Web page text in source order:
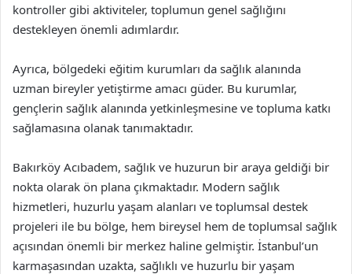
kontroller gibi aktiviteler, toplumun genel sağlığını
destekleyen önemli adımlardır.
Ayrıca, bölgedeki eğitim kurumları da sağlık alanında
uzman bireyler yetiştirme amacı güder. Bu kurumlar,
gençlerin sağlık alanında yetkinleşmesine ve topluma katkı
sağlamasına olanak tanımaktadır.
Bakırköy Acıbadem, sağlık ve huzurun bir araya geldiği bir
nokta olarak ön plana çıkmaktadır. Modern sağlık
hizmetleri, huzurlu yaşam alanları ve toplumsal destek
projeleri ile bu bölge, hem bireysel hem de toplumsal sağlık
açısından önemli bir merkez haline gelmiştir. İstanbul’un
karmaşasından uzakta, sağlıklı ve huzurlu bir yaşam